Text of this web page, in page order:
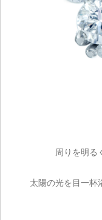
周りを明る
太陽の光を目一杯